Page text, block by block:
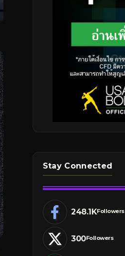
Stay Connected
248.1KFollowers
300Followers